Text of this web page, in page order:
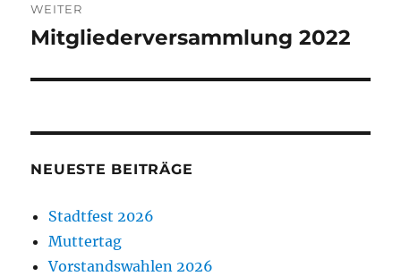
WEITER
Nächster
Mitgliederversammlung 2022
NEUESTE BEITRÄGE
Stadtfest 2026
Muttertag
Vorstandswahlen 2026